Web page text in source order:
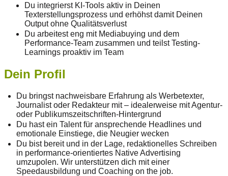
Du integrierst KI-Tools aktiv in Deinen
Texterstellungsprozess und erhöhst damit Deinen
Output ohne Qualitätsverlust
Du arbeitest eng mit Mediabuying und dem
Performance-Team zusammen und teilst Testing-
Learnings proaktiv im Team
Dein Profil
Du bringst nachweisbare Erfahrung als Werbetexter,
Journalist oder Redakteur mit – idealerweise mit Agentur-
oder Publikumszeitschriften-Hintergrund
Du hast ein Talent für ansprechende Headlines und
emotionale Einstiege, die Neugier wecken
Du bist bereit und in der Lage, redaktionelles Schreiben
in performance-orientiertes Native Advertising
umzupolen. Wir unterstützen dich mit einer
Speedausbildung und Coaching on the job.